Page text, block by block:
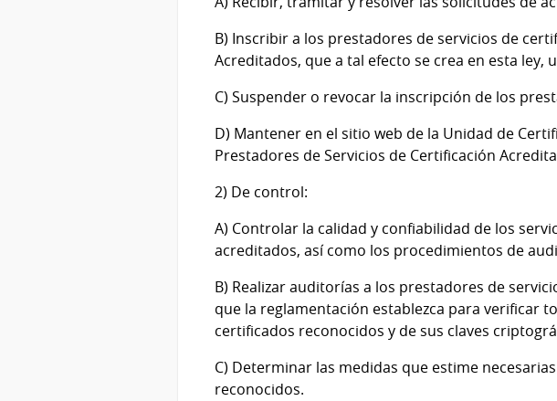
B) Inscribir a los prestadores de servicios de
Acreditados, que a tal efecto se crea en esta ley,
C) Suspender o revocar la inscripción de los
D) Mantener en el sitio web de la Unidad de
Prestadores de Servicios de Certificación
2) De control:
A) Controlar la calidad y confiabilidad de los
acreditados, así como los procedimientos de
B) Realizar auditorías a los prestadores de
que la reglamentación establezca para verificar
certificados reconocidos y de sus claves
C) Determinar las medidas que estime
reconocidos.